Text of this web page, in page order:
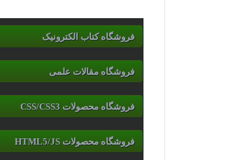
فروشگاه کتاب الکترونیک
فروشگاه مقالات علمی
فروشگاه محصولات CSS/CSS3
فروشگاه محصولات HTML5/JS